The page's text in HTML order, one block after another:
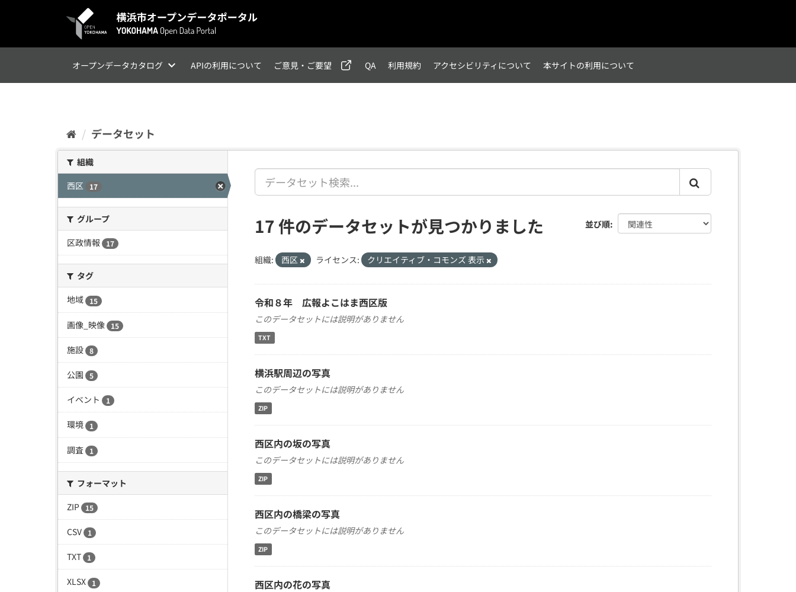
オープンデータカタログ APIの利用について ご意見・ご要望 QA 利用規約 アクセシビリティについて 本サイトの利用について
データセット
組織
西区
17
グループ
区政情報
17
タグ
地域
15
画像_映像 15
施設 8
公園 5
イベント 1
環境 1
調査 1
フォーマット
ZIP
15
CSV 1
TXT 1
XLSX 1
並び順
17 件のデータセットが見つかりました
組織: 西区 ライセンス: クリエイティブ・コモンズ 表示
令和８年 広報よこはま西区版
このデータセットには説明がありません
TXT
横浜駅周辺の写真
このデータセットには説明がありません
ZIP
西区内の坂の写真
このデータセットには説明がありません
ZIP
西区内の橋梁の写真
このデータセットには説明がありません
ZIP
西区内の花の写真